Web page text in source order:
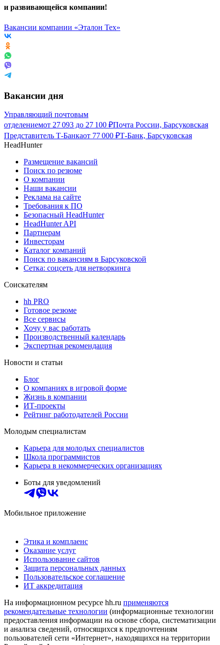
и развивающейся компании!
Вакансии компании «Эталон Тех»
Вакансии дня
Управляющий почтовым
отделениемот 27 093 до 27 100 ₽Почта России, Барсуковская
Представитель Т-Банкаот 77 000 ₽Т-Банк, Барсуковская
HeadHunter
Размещение вакансий
Поиск по резюме
О компании
Наши вакансии
Реклама на сайте
Требования к ПО
Безопасный HeadHunter
HeadHunter API
Партнерам
Инвесторам
Каталог компаний
Поиск по вакансиям в Барсуковской
Сетка: соцсеть для нетворкинга
Соискателям
hh PRO
Готовое резюме
Все сервисы
Хочу у вас работать
Производственный календарь
Экспертная рекомендация
Новости и статьи
Блог
О компаниях в игровой форме
Жизнь в компании
ИТ-проекты
Рейтинг работодателей России
Молодым специалистам
Карьера для молодых специалистов
Школа программистов
Карьера в некоммерческих организациях
Боты для уведомлений
Мобильное приложение
Этика и комплаенс
Оказание услуг
Использование сайтов
Защита персональных данных
Пользовательское соглашение
ИТ аккредитация
На информационном ресурсе hh.ru применяются
рекомендательные технологии (информационные технологии
предоставления информации на основе сбора, систематизации
и анализа сведений, относящихся к предпочтениям
пользователей сети «Интернет», находящихся на территории